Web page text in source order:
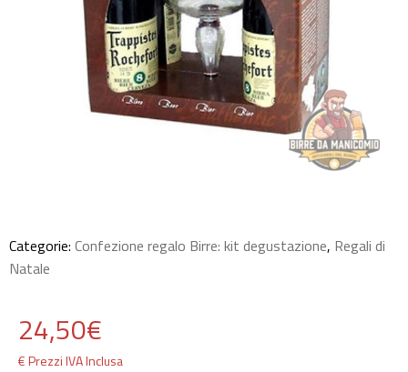
Categorie: Confezione regalo Birre: kit degustazione, Regali di
Natale
24,50€
€ Prezzi IVA Inclusa